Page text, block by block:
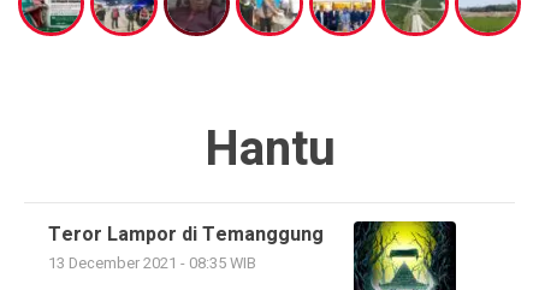
Hantu
Teror Lampor di Temanggung
13 December 2021 - 08:35 WIB